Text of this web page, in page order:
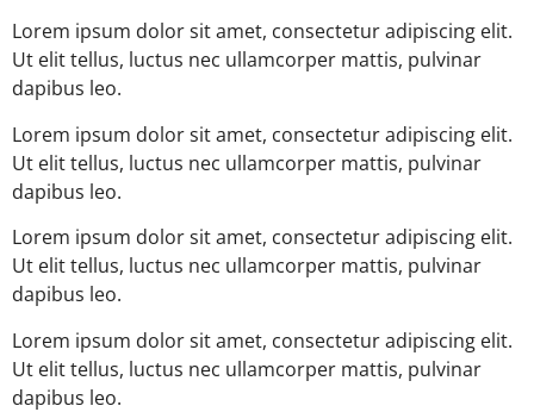
Lorem ipsum dolor sit amet, consectetur adipiscing elit.
Ut elit tellus, luctus nec ullamcorper mattis, pulvinar
dapibus leo.
Lorem ipsum dolor sit amet, consectetur adipiscing elit.
Ut elit tellus, luctus nec ullamcorper mattis, pulvinar
dapibus leo.
Lorem ipsum dolor sit amet, consectetur adipiscing elit.
Ut elit tellus, luctus nec ullamcorper mattis, pulvinar
dapibus leo.
Lorem ipsum dolor sit amet, consectetur adipiscing elit.
Ut elit tellus, luctus nec ullamcorper mattis, pulvinar
dapibus leo.